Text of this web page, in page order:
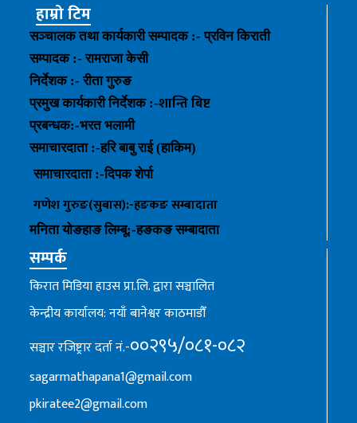
हाम्रो टिम
सञ्चालक तथा कार्यकारी सम्पादक :- प्रविन किराती
सम्पादक :- रामराजा केसी
निर्देशक :- रीता गुरुङ
प्रमुख कार्यकारी निर्देशक :-शान्ति बिष्ट
प्रबन्धक:-भरत भलामी
समाचारदाता :-हरि बाबु राई (हाकिम)
समाचारदाता :-दिपक शेर्पा
गणेश गुरुङ(सुबास):-हङकङसम्बादाता
मनिता योङहाङलिम्बू:-हङकङ सम्बादाता
सम्पर्क
किरात मिडिया हाउस प्रा.लि. द्वारा सञ्चालित
केन्द्रीय कार्यालय: नयाँ बानेश्वर काठमाडौँ
सञ्चार रजिष्ट्रार दर्ता नं.-००२९५/०८१-०८२
sagarmathapana1@gmail.com
pkiratee2@gmail.com